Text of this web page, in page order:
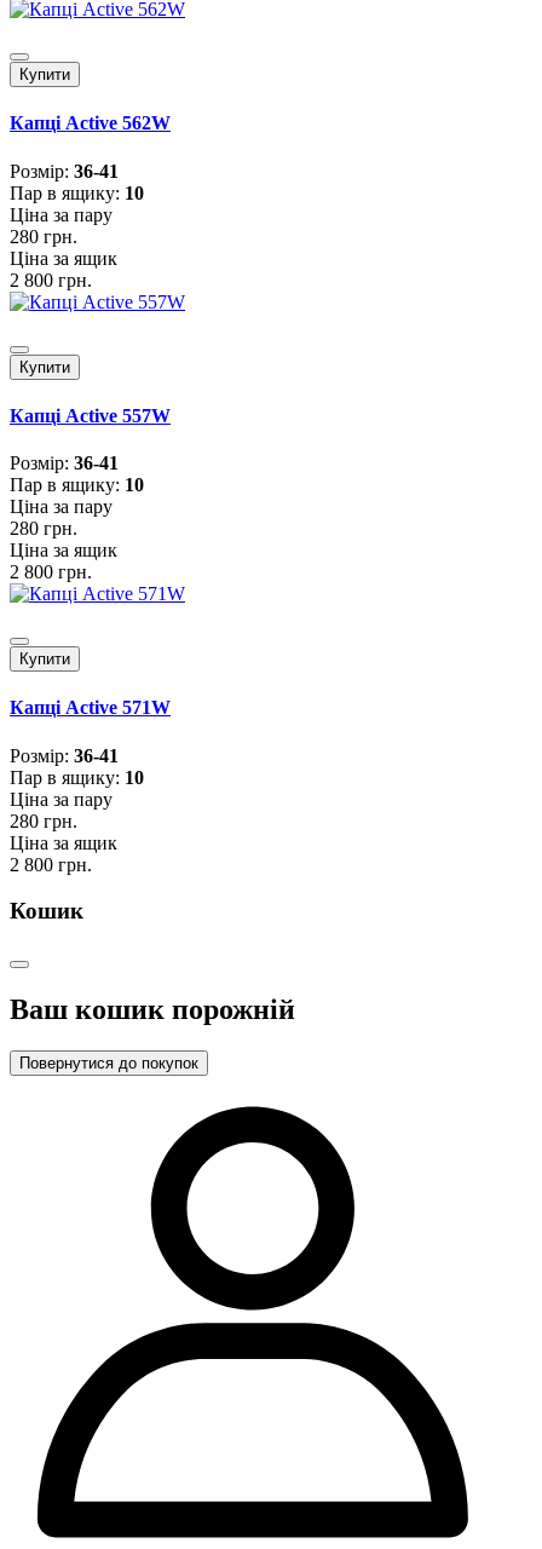
Купити
Капці Active 562W
Розмiр: 36-41
Пар в ящику: 10
Ціна за пару
280 грн.
Ціна за ящик
2 800 грн.
Купити
Капці Active 557W
Розмiр: 36-41
Пар в ящику: 10
Ціна за пару
280 грн.
Ціна за ящик
2 800 грн.
Купити
Капці Active 571W
Розмiр: 36-41
Пар в ящику: 10
Ціна за пару
280 грн.
Ціна за ящик
2 800 грн.
Кошик
Ваш кошик порожній
Повернутися до покупок